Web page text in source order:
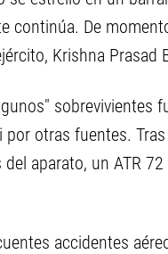
continúa. De
Krishna Prasad
sobrevivientes
otras fuentes.
aparato, un ATR
accidentes